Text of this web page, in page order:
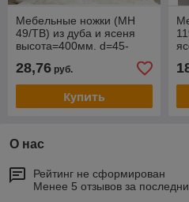
Мебельные ножки (МН
49/ТВ) из дуба и ясеня
высота=400мм. d=45-
покрытие.
28,76 руб.
Купить
О нас
Рейтинг не сформирован
Менее 5 отзывов за